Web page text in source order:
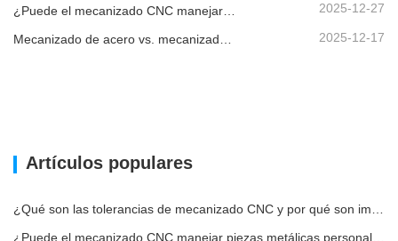
2025-12-27
2025-12-17
Artículos populares
¿Qué son las tolerancias de mecanizado CNC y por qué son importantes?